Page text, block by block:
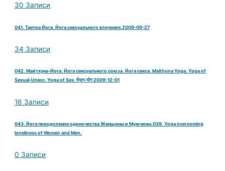
30 Записи
041. Тантра Йога. Йога сексуального влечения.2009-09-27
34 Записи
042. Майтхуна-Йога. Йога сексуального союза. Йога секса. Maithuna Yoga. Yoga of
Sexual-Union. Yoga of Sex. मैथुन-योग 2009-12-01
16 Записи
043. Йога преодоление одиночества Женщины и Мужчины.039. Yoga overcoming
loneliness of Women and Men.
0 Записи